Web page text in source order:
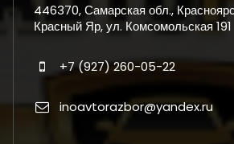
446370, Самарская обл.,
Красный Яр, ул. Комсомольская 191
+7 (927) 260-05-22
inoavtorazbor@yandex.ru